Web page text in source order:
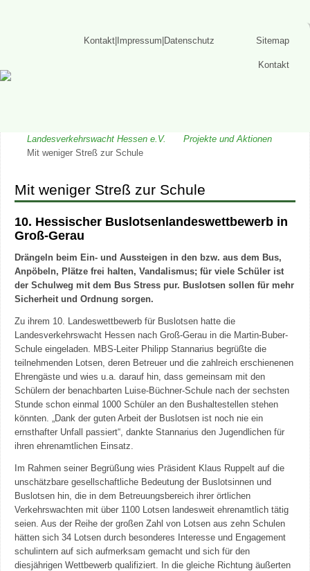
Sitemap
Kontakt|Impressum|Datenschutz
Kontakt
Landesverkehrswacht Hessen e.V.
Projekte und Aktionen
Mit weniger Streß zur Schule
Mit weniger Streß zur Schule
10. Hessischer Buslotsenlandeswettbewerb in
Groß-Gerau
Drängeln beim Ein- und Aussteigen in den bzw. aus dem Bus,
Anpöbeln, Plätze frei halten, Vandalismus; für viele Schüler ist
der Schulweg mit dem Bus Stress pur. Buslotsen sollen für mehr
Sicherheit und Ordnung sorgen.
Zu ihrem 10. Landeswettbewerb für Buslotsen hatte die
Landesverkehrswacht Hessen nach Groß-Gerau in die Martin-Buber-
Schule eingeladen. MBS-Leiter Philipp Stannarius begrüßte die
teilnehmenden Lotsen, deren Betreuer und die zahlreich erschienenen
Ehrengäste und wies u.a. darauf hin, dass gemeinsam mit den
Schülern der benachbarten Luise-Büchner-Schule nach der sechsten
Stunde schon einmal 1000 Schüler an den Bushaltestellen stehen
könnten. „Dank der guten Arbeit der Buslotsen ist noch nie ein
ernsthafter Unfall passiert“, dankte Stannarius den Jugendlichen für
ihren ehrenamtlichen Einsatz.
Im Rahmen seiner Begrüßung wies Präsident Klaus Ruppelt auf die
unschätzbare gesellschaftliche Bedeutung der Buslotsinnen und
Buslotsen hin, die in dem Betreuungsbereich ihrer örtlichen
Verkehrswachten mit über 1100 Lotsen landesweit ehrenamtlich tätig
seien. Aus der Reihe der großen Zahl von Lotsen aus zehn Schulen
hätten sich 34 Lotsen durch besonderes Interesse und Engagement
schulintern auf sich aufmerksam gemacht und sich für den
diesjährigen Wettbewerb qualifiziert. In die gleiche Richtung äußerten